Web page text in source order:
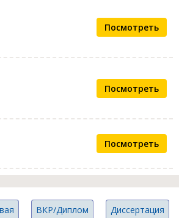
Посмотреть
Посмотреть
Посмотреть
ВКР/Диплом Диссертация